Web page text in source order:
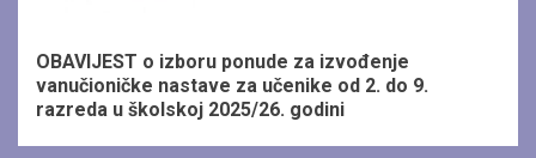
OBAVIJEST o izboru ponude za izvođenje
vanučioničke nastave za učenike od 2. do 9.
razreda u školskoj 2025/26. godini